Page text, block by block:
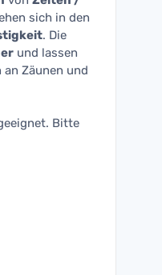
sich in den
. Die
und lassen
Zäunen und
Bitte